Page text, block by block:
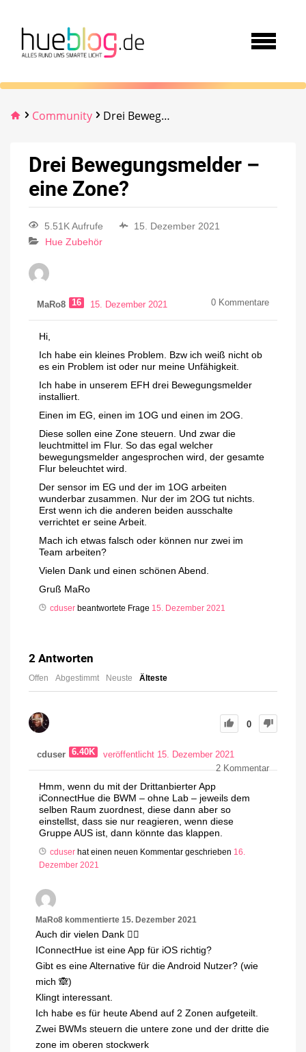
Community Drei Bewegungsmelder – eine Zone?
Drei Bewegungsmelder –
eine Zone?
5.51K Aufrufe
15. Dezember 2021
Hue Zubehör
MaRo8 16 15. Dezember 2021 0 Kommentare
Hi,
Ich habe ein kleines Problem. Bzw ich weiß nicht ob
es ein Problem ist oder nur meine Unfähigkeit.
Ich habe in unserem EFH drei Bewegungsmelder
installiert.
Einen im EG, einen im 1OG und einen im 2OG.
Diese sollen eine Zone steuern. Und zwar die
leuchtmittel im Flur. So das egal welcher
bewegungsmelder angesprochen wird, der gesamte
Flur beleuchtet wird.
Der sensor im EG und der im 1OG arbeiten
wunderbar zusammen. Nur der im 2OG tut nichts.
Erst wenn ich die anderen beiden ausschalte
verrichtet er seine Arbeit.
Mach ich etwas falsch oder können nur zwei im
Team arbeiten?
Vielen Dank und einen schönen Abend.
Gruß MaRo
cduser beantwortete Frage 15. Dezember 2021
2 Antworten
Offen Abgestimmt Neuste Älteste
0
cduser 6.40K
veröffentlicht 15. Dezember 2021
2Kommentar
Hmm, wenn du mit der Drittanbierter App
iConnectHue die BWM – ohne Lab – jeweils dem
selben Raum zuordnest, diese dann aber so
einstellst, dass sie nur reagieren, wenn diese
Gruppe AUS ist, dann könnte das klappen.
cduser hat einen neuen Kommentar geschrieben 16.
Dezember 2021
MaRo8 kommentierte 15. Dezember 2021
Auch dir vielen Dank 👍🏻
IConnectHue ist eine App für iOS richtig?
Gibt es eine Alternative für die Android Nutzer? (wie
mich 🙈)
Klingt interessant.
Ich habe es für heute Abend auf 2 Zonen aufgeteilt.
Zwei BWMs steuern die untere zone und der dritte die
zone im oberen stockwerk